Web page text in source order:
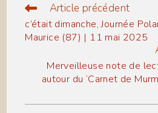
Read
more
articles
Article précédent
c’était dimanche, Journée
Maurice (87) | 11 mai 2025
Merveilleuse note de
autour du ‘Carnet de